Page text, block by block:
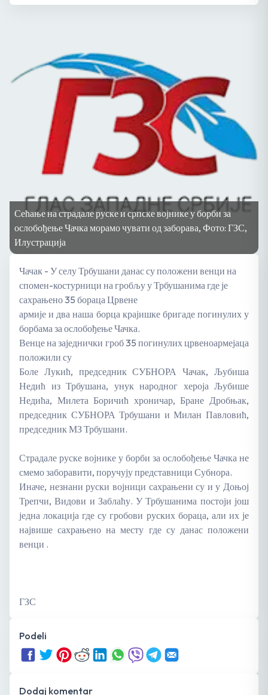
Сећање на страдале руске и српске војнике у борби за
ослобођење Чачка морамо чувати од заборава, Фото: ГЗС,
Илустрација
Чачак - У селу Трбушани данас су положени венци на
спомен-костурници на гробљу у Трбушанима где је
сахрањено 35 бораца Црвене
армије и два наша борца крајишке бригаде погинулих у
борбама за ослобођење Чачка.
Венце на заједнички гроб 35 погинулих црвеноармејаца
положили су
Боле Лукић, председник СУБНОРА Чачак, Љубиша
Недић из Трбушана, унук народног хероја Љубише
Недића, Милета Боричић хроничар, Бране Дробњак,
председник СУБНОРА Трбушани и Милан Павловић,
председник МЗ Трбушани.
Страдале руске војнике у борби за ослобођење Чачка не
смемо заборавити, поручују представници Субнора.
Иначе, незнани руски војници сахрањени су и у Доњој
Трепчи, Видови и Заблаћу. У Трбушанима постоји још
једна локација где су гробови руских бораца, али их је
највише сахрањено на месту где су данас положени
венци .
ГЗС
Podeli
Dodaj komentar